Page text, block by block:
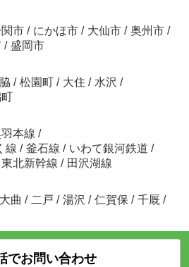
市 / にかほ市 / 大仙市 / 奥州市 /
/ 盛岡市
/ 松園町 / 大住 / 水沢 /
本線 /
線 / 釜石線 / いわて銀河鉄道 /
東北新幹線 / 田沢湖線
大曲 / 二戸 / 湯沢 / 仁賀保 / 千厩 /
でお問い合わせ